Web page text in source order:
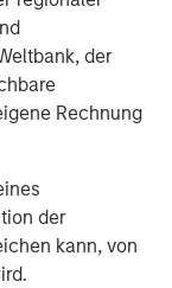
der
Rechnung
der
kann, von
You Need
Vendors in
We are
a convenience
does not